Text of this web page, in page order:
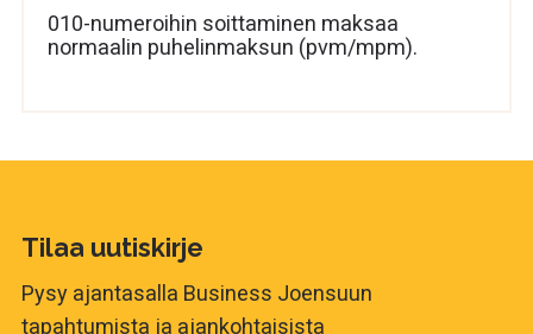
010-numeroihin soittaminen maksaa
normaalin puhelinmaksun (pvm/mpm).
Tilaa uutiskirje
Pysy ajantasalla Business Joensuun
tapahtumista ja ajankohtaisista